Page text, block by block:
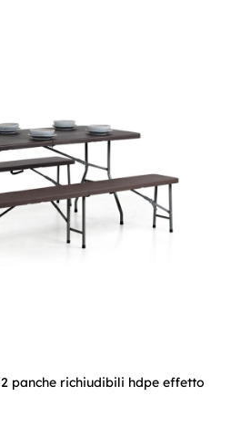
panche richiudibili hdpe effetto